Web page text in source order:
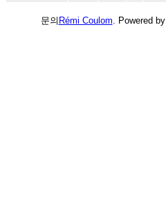
문의 Rémi Coulom . Powered by